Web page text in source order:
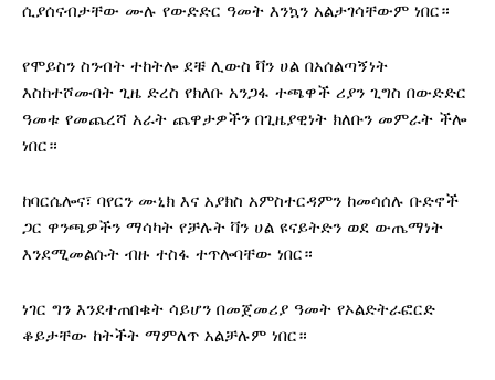
ሲያሰናብታቸው ሙሉ የውድድር ዓመት እንኳን አልታገሳቸውም ነበር።
የሞይስን ስንብት ተከትሎ ደቹ ሊውስ ቫን ሀል በአሰልጣኝነት
እስከተሾሙበት ጊዜ ድረስ የክለቡ አንጋፋ ተጫዋች ሪያን ጊግስ በውድድር
ዓመቱ የመጨረሻ አራት ጨዋታዎችን በጊዜያዊነት ክለቡን መምራት ችሎ
ነበር።
ከባርሴሎና፣ ባየርን ሙኒክ እና አያክስ አምስተርዳምን ከመሳሰሉ ቡድኖች
ጋር ዋንጫዎችን ማሳካት የቻሉት ቫን ሀል ዩናይትድን ወደ ውጤማነት
እንደሚመልሱት ብዙ ተስፋ ተጥሎባቸው ነበር።
ነገር ግን እንደተጠበቁት ሳይሆን በመጀመሪያ ዓመት የኦልድትራፎርድ
ቆይታቸው ከትችት ማምለጥ አልቻሉም ነበር።